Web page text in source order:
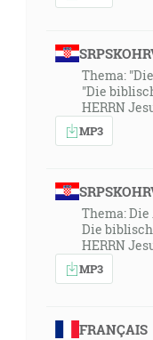
Thema:
"Die
HERRN
MP3
Thema:
Die
HERRN
MP3
FRANÇAIS